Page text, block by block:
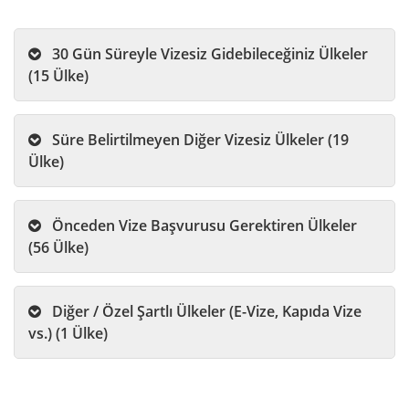
(15 Ülke)
Ülke)
(56 Ülke)
vs.) (1 Ülke)